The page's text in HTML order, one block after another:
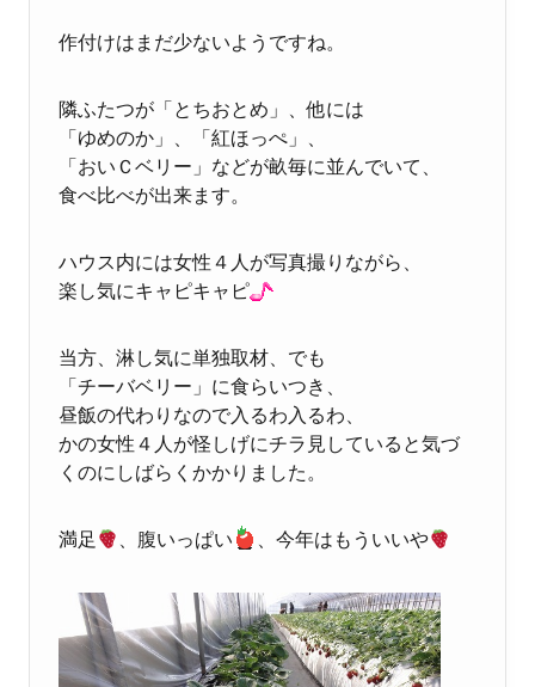
作付けはまだ少ないようですね。
隣ふたつが「とちおとめ」、他には
「ゆめのか」、「紅ほっぺ」、
「おいＣベリー」などが畝毎に並んでいて、
食べ比べが出来ます。
ハウス内には女性４人が写真撮りながら、
楽し気にキャピキャピ
当方、淋し気に単独取材、でも
「チーバベリー」に食らいつき、
昼飯の代わりなので入るわ入るわ、
かの女性４人が怪しげにチラ見していると気づ
くのにしばらくかかりました。
満足 、腹いっぱい 、今年はもういいや